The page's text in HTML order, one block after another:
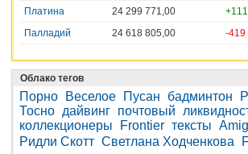
Платина
24 299 771,00
Палладий
24 618 805,00
-419
Облако тегов
Порно Веселое Пусан бадминтон
Тосно дайвинг почтовый
коллекционеры
Frontier тексты
Ридли Скотт Светлана Ходченкова